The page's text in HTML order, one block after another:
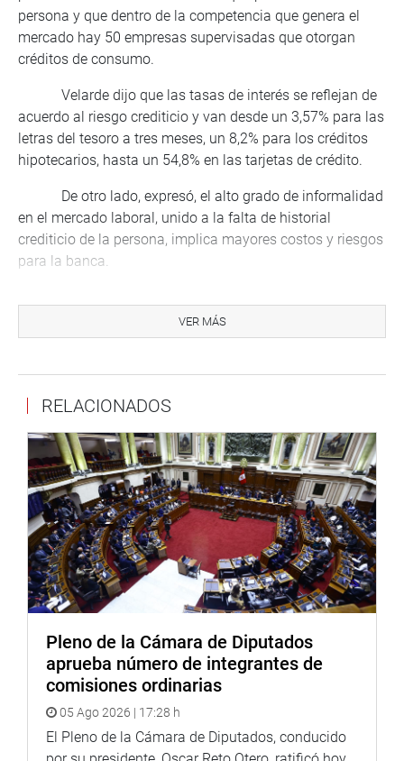
persona y que dentro de la competencia que genera el
mercado hay 50 empresas supervisadas que otorgan
créditos de consumo.
Velarde dijo que las tasas de interés se reflejan de
acuerdo al riesgo crediticio y van desde un 3,57% para las
letras del tesoro a tres meses, un 8,2% para los créditos
hipotecarios, hasta un 54,8% en las tarjetas de crédito.
De otro lado, expresó, el alto grado de informalidad
en el mercado laboral, unido a la falta de historial
crediticio de la persona, implica mayores costos y riesgos
para la banca.
son los más altos en el Perú frente a Colombia, Chile y
México porque el tamaño del crédito sobre el PBI es bajo
monto, y un menor tamaño del crédito implica una mayor
Afirmó también que un ponerle un tope a las tasas
de interés dejaría sin historial crediticio a numerosas
familias que recién están accediendo al sistema
financiero. En algunos países las comisiones llegan a
duplicar la tasa de interés nominal, subestimando el
verdadero costo efectivo del crédito.
La exposición de la superitendenta Heysen Zegarra
coincidió con lo expresado por el titular del BCR. Dijo que
hay costos adicionales que inciden en el alto cobro de
las deudas por préstamos y al hecho de que los deudores
que viven en zonas alejadas del país tienen que pagar un
mayor interés por los préstamos debido a la dificultad en
VER MÁS
RELACIONADOS
Pleno de la Cámara de Diputados
aprueba número de integrantes de
comisiones ordinarias
05 Ago 2026 | 17:28 h
El Pleno de la Cámara de Diputados, conducido